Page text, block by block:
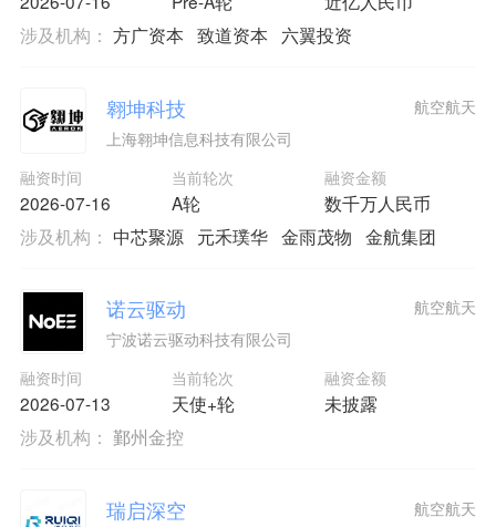
涉及机构： 方广资本 致道资本 六翼投资
翱坤科技
上海翱坤信息科技有限公司
融资时间
2026-07-16
当前轮次
A轮
融资金额
数千万人民币
航空航天
涉及机构： 中芯聚源 元禾璞华 金雨茂物 金航集团
诺云驱动
宁波诺云驱动科技有限公司
融资时间
2026-07-13
当前轮次
天使+轮
融资金额
未披露
航空航天
涉及机构： 鄞州金控
瑞启深空 航空航天